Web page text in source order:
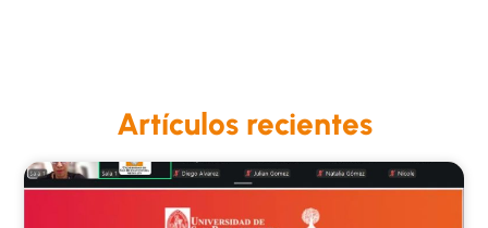
Artículos recientes